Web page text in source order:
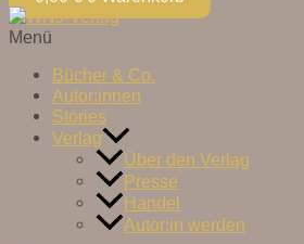
Menü
Bücher & Co.
Autor:innen
Stories
Verlag
Über den Verlag
Presse
Handel
Autor:in werden